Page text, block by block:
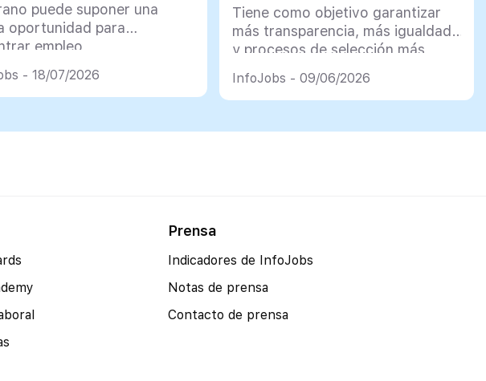
puede suponer una
oportunidad para
empleo
- 18/07/2026
Tiene como objetivo garantizar
más transparencia, más igualdad
y procesos de selección más
InfoJobs - 09/06/2026
Prensa
Indicadores de InfoJobs
Notas de prensa
Contacto de prensa